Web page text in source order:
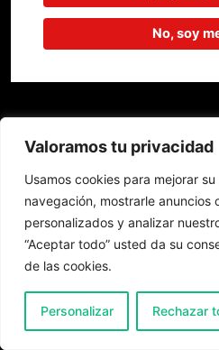
Valoramos tu privacidad
Usamos cookies para mejorar
navegación, mostrarle anuncios
personalizados y analizar
“Aceptar todo” usted da su
de las cookies.
Personalizar Rechazar
No, soy